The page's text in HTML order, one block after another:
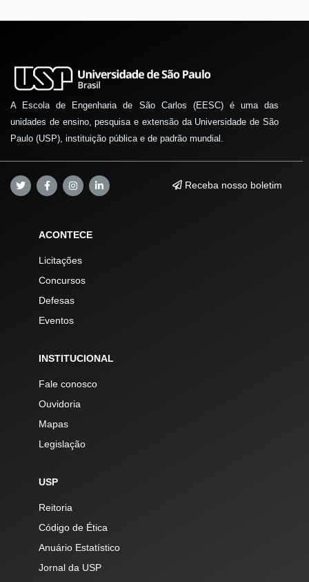
A Escola de Engenharia de São Carlos (EESC) é uma das
unidades de ensino, pesquisa e extensão da Universidade de São
Paulo (USP), instituição pública e de padrão mundial.
Receba nosso boletim
ACONTECE
Licitações
Concursos
Defesas
Eventos
INSTITUCIONAL
Fale conosco
Ouvidoria
Mapas
Legislação
USP
Reitoria
Código de Ética
Anuário Estatístico
Jornal da USP